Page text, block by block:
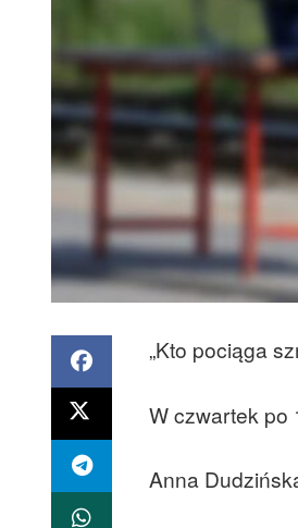
„Kto pociąga
W czwartek po
Anna